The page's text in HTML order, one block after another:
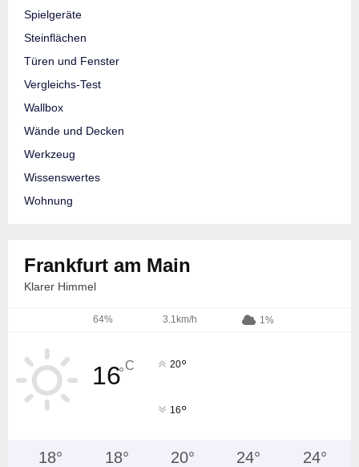
Spielgeräte
Steinflächen
Türen und Fenster
Vergleichs-Test
Wallbox
Wände und Decken
Werkzeug
Wissenswertes
Wohnung
Frankfurt am Main
Klarer Himmel
64% 3.1km/h 1%
16°C 20°
16°
18° 18° 20° 24° 24°